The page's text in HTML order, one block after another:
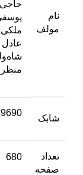
نام
مولف
حاجی
شابک
تعداد
صفحه
680